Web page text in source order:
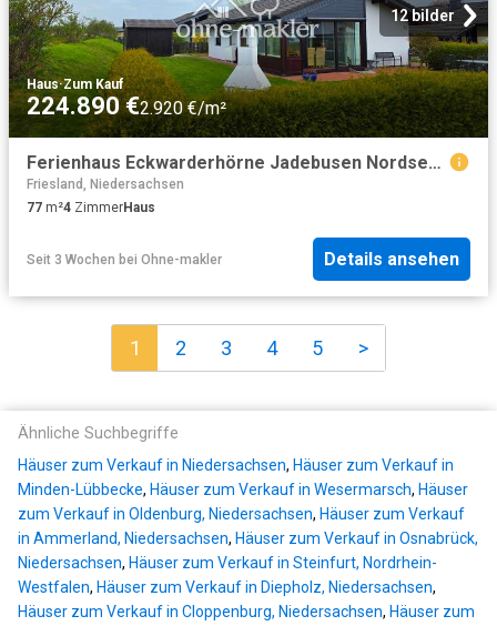
12 bilder
Haus·Zum Kauf
224.890 €2.920 €/m²
Ferienhaus Eckwarderhörne Jadebusen Nordsee von Privat
Friesland, Niedersachsen
77 m²4 ZimmerHaus
Seit 3 Wochen bei Ohne-makler Details ansehen
1 2 3 4 5 >
Ähnliche Suchbegriffe
Häuser zum Verkauf in Niedersachsen, Häuser zum Verkauf in
Minden-Lübbecke, Häuser zum Verkauf in Wesermarsch, Häuser
zum Verkauf in Oldenburg, Niedersachsen, Häuser zum Verkauf
in Ammerland, Niedersachsen, Häuser zum Verkauf in Osnabrück,
Niedersachsen, Häuser zum Verkauf in Steinfurt, Nordrhein-
Westfalen, Häuser zum Verkauf in Diepholz, Niedersachsen,
Häuser zum Verkauf in Cloppenburg, Niedersachsen, Häuser zum